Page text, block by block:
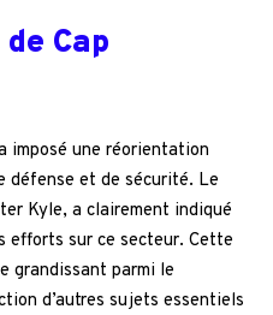
Cap
imposé une réorientation
défense et de sécurité. Le
Kyle, a clairement indiqué
efforts sur ce secteur. Cette
grandissant parmi le
d’autres sujets essentiels